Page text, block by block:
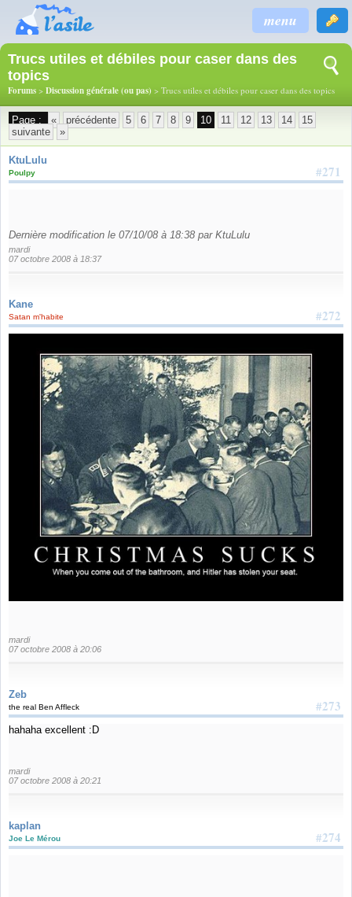
menu
Trucs utiles et débiles pour caser dans des
topics
Forums > Discussion générale (ou pas) > Trucs utiles et débiles pour caser dans des topics
Page : « précédente 5 6 7 8 9 10 11 12 13 14
15
suivante
»
KtuLulu
#271
Poulpy
Dernière modification le 07/10/08 à 18:38 par KtuLulu
mardi
07 octobre 2008 à 18:37
Kane
#272
Satan m'habite
mardi
07 octobre 2008 à 20:06
Zeb
#273
the real Ben Affleck
hahaha excellent :D
mardi
07 octobre 2008 à 20:21
kaplan
#274
Joe Le Mérou